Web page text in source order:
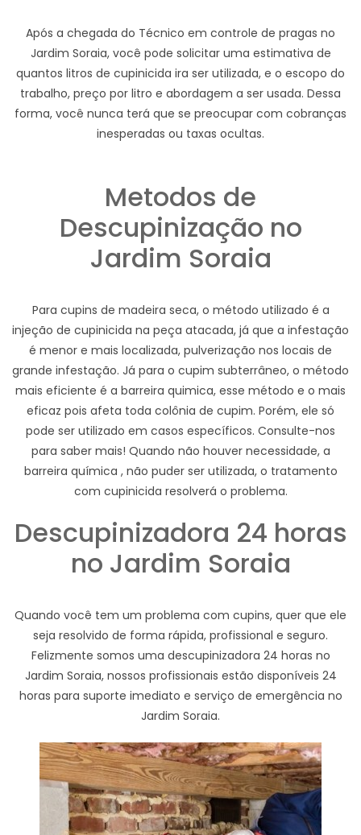
Após a chegada do Técnico em controle de pragas no
Jardim Soraia, você pode solicitar uma estimativa de
quantos litros de cupinicida ira ser utilizada, e o escopo do
trabalho, preço por litro e abordagem a ser usada. Dessa
forma, você nunca terá que se preocupar com cobranças
inesperadas ou taxas ocultas.
Metodos de
Descupinização no
Jardim Soraia
Para cupins de madeira seca, o método utilizado é a
injeção de cupinicida na peça atacada, já que a infestação
é menor e mais localizada, pulverização nos locais de
grande infestação. Já para o cupim subterrâneo, o método
mais eficiente é a barreira quimica, esse método e o mais
eficaz pois afeta toda colônia de cupim. Porém, ele só
pode ser utilizado em casos específicos. Consulte-nos
para saber mais! Quando não houver necessidade, a
barreira química , não puder ser utilizada, o tratamento
com cupinicida resolverá o problema.
Descupinizadora 24 horas
no Jardim Soraia
Quando você tem um problema com cupins, quer que ele
seja resolvido de forma rápida, profissional e seguro.
Felizmente somos uma descupinizadora 24 horas no
Jardim Soraia, nossos profissionais estão disponíveis 24
horas para suporte imediato e serviço de emergência no
Jardim Soraia.